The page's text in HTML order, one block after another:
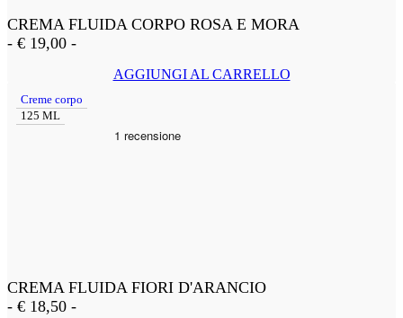
CREMA FLUIDA CORPO ROSA E MORA
- € 19,00 -
AGGIUNGI AL CARRELLO
Creme corpo
125 ML
CREMA FLUIDA FIORI D'ARANCIO
- € 18,50 -